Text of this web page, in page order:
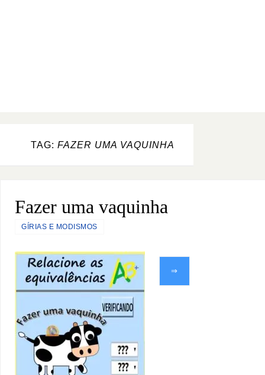
TAG: FAZER UMA VAQUINHA
Fazer uma vaquinha
GÍRIAS E MODISMOS
⇒